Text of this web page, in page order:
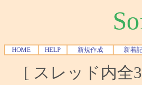
HOME HELP 新規作成 新着
[ スレッド内